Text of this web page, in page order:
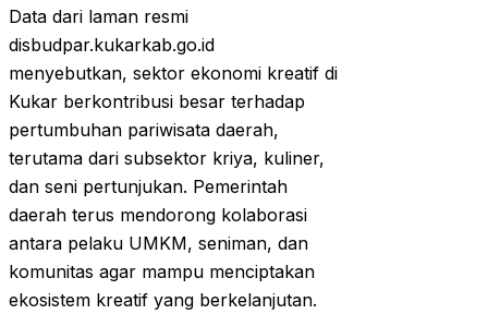
Data dari laman resmi
disbudpar.kukarkab.go.id
menyebutkan, sektor ekonomi kreatif di
Kukar berkontribusi besar terhadap
pertumbuhan pariwisata daerah,
terutama dari subsektor kriya, kuliner,
dan seni pertunjukan. Pemerintah
daerah terus mendorong kolaborasi
antara pelaku UMKM, seniman, dan
komunitas agar mampu menciptakan
ekosistem kreatif yang berkelanjutan.